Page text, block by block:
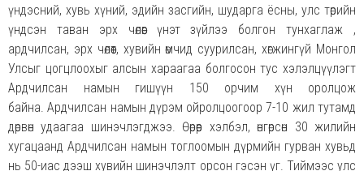
үндэсний, хувь хүний, эдийн засгийн, шударга ёсны, улс төрийн
үндсэн таван эрх чөлөөг үнэт зүйлээ болгон тунхаглаж ,
ардчилсан, эрх чөлөөт, хувийн өмчид суурилсан, хөгжингүй Монгол
Улсыг цогцлоохыг алсын хараагаа болгосон тус хэлэлцүүлэгт
Ардчилсан намын гишүүн 150 орчим хүн оролцож
байна. Ардчилсан намын дүрэм ойролцоогоор 7-10 жил тутамд
дөрвөн удаагаа шинэчлэгджээ. Өөрөөр хэлбэл, өнгөрсөн 30 жилийн
хугацаанд Ардчилсан намын тоглоомын дүрмийн гурван хувьд
нь 50-иас дээш хувийн шинэчлэлт орсон гэсэн үг. Тиймээс улс